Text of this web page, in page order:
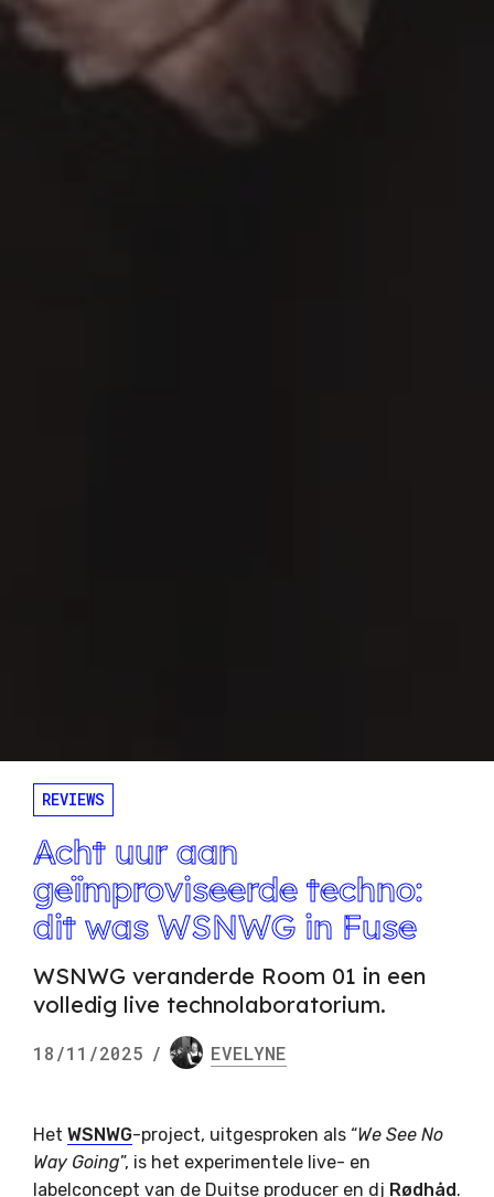
REVIEWS
Acht uur aan
geïmproviseerde techno:
dit was WSNWG in Fuse
WSNWG veranderde Room 01 in een
volledig live technolaboratorium.
18/11/2025 / EVELYNE
Het WSNWG-project, uitgesproken als “We See No
Way Going”, is het experimentele live- en
labelconcept van de Duitse producer en dj Rødhåd .